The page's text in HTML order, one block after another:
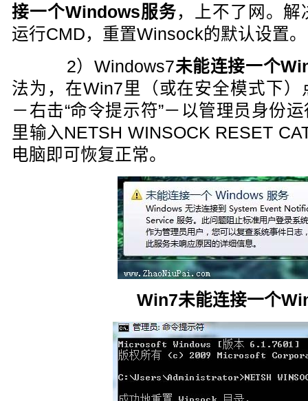
接一个Windows服务，上不了网。
运行CMD，重置Winsock的默认设置。
2）Windows7未能连接一个
法为，在Win7里（或在安全模式下
－右击“命令提示符”－以管理员身份
里输入NETSH WINSOCK RESET
电脑即可恢复正常。
Win7未能连接一个